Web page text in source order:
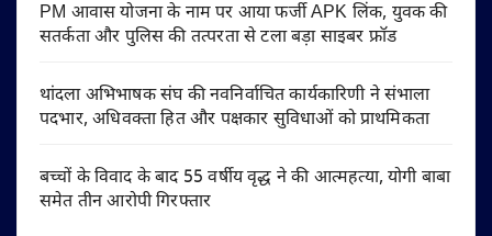
PM आवास योजना के नाम पर आया फर्जी APK लिंक, युवक की
सतर्कता और पुलिस की तत्परता से टला बड़ा साइबर फ्रॉड
थांदला अभिभाषक संघ की नवनिर्वाचित कार्यकारिणी ने संभाला
पदभार, अधिवक्ता हित और पक्षकार सुविधाओं को प्राथमिकता
बच्चों के विवाद के बाद 55 वर्षीय वृद्ध ने की आत्महत्या, योगी बाबा
समेत तीन आरोपी गिरफ्तार